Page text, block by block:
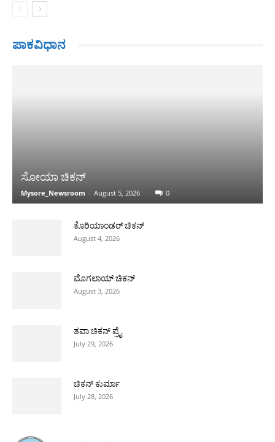
ಪಾಕವಿಧಾನ
ಸೋಯಾ ಚಿಕನ್
Mysore_Newsroom - August 5, 2026 0
ಕೊರಿಯಾಂಡರ್ ಚಿಕನ್
August 4, 2026
ಮೊಗಲಾಯ್ ಚಿಕನ್
August 3, 2026
ತವಾ ಚಿಕನ್ ಪ್ರೈ
July 29, 2026
ಚಿಕನ್ ಕುರ್ಮಾ
July 28, 2026